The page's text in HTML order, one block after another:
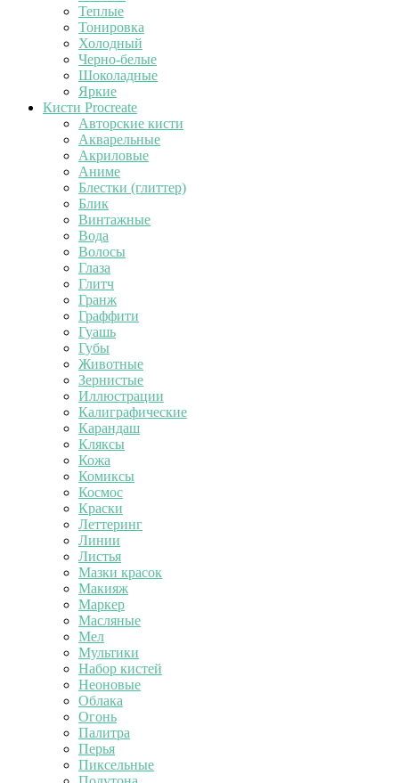
Теплые
Тонировка
Холодный
Черно-белые
Шоколадные
Яркие
Кисти Procreate
Авторские кисти
Акварельные
Акриловые
Аниме
Блестки (глиттер)
Блик
Винтажные
Вода
Волосы
Глаза
Глитч
Гранж
Граффити
Гуашь
Губы
Животные
Зернистые
Иллюстрации
Калиграфические
Карандаш
Кляксы
Кожа
Комиксы
Космос
Краски
Леттеринг
Линии
Листья
Мазки красок
Макияж
Маркер
Масляные
Мел
Мультики
Набор кистей
Неоновые
Облака
Огонь
Палитра
Перья
Пиксельные